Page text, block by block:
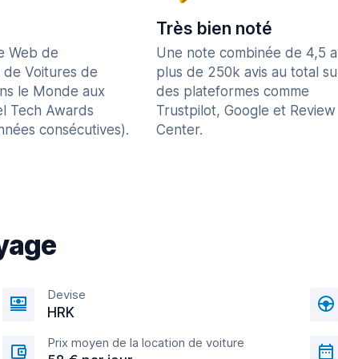
Web de
de Voitures de
le Monde aux
Tech Awards
consécutives).
Très bien noté
Une note combinée de 4,5
plus de 250k avis au total
des plateformes comme
Trustpilot, Google et Review
Center.
Devise
HRK
Prix moyen de la location de voiture